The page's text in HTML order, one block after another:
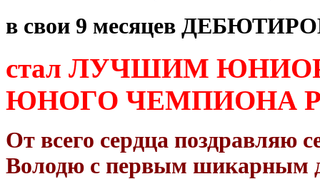
в свои 9 месяцев
стал ЛУЧШИМ
ЮНОГО ЧЕМПИОНА
От всего сердца поздравляю
Володю с первым